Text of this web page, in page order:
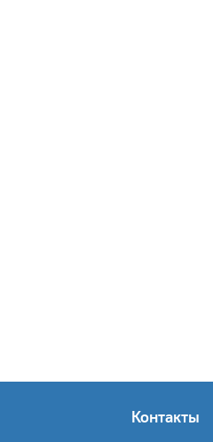
Контакты